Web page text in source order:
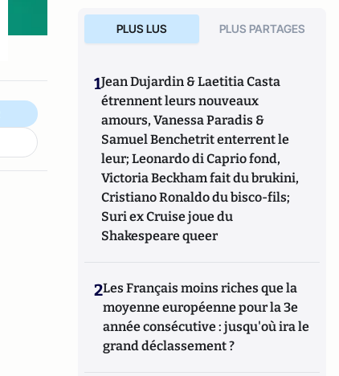
PLUS LUS PLUS PARTAGES
1Jean Dujardin & Laetitia Casta
étrennent leurs nouveaux
amours, Vanessa Paradis &
Samuel Benchetrit enterrent le
leur; Leonardo di Caprio fond,
Victoria Beckham fait du brukini,
Cristiano Ronaldo du bisco-fils;
Suri ex Cruise joue du
Shakespeare queer
2Les Français moins riches que la
moyenne européenne pour la 3e
année consécutive : jusqu'où ira le
grand déclassement ?